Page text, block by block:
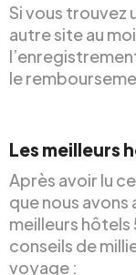
Si vous trouvez
autre site au
le
Les meilleurs
Après avoir lu
que nous avons
meilleurs hôtels
conseils de
voyage :